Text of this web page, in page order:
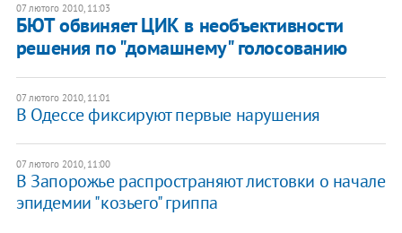
07 лютого 2010, 11:03
БЮТ обвиняет ЦИК в необъективности
решения по "домашнему" голосованию
07 лютого 2010, 11:01
В Одессе фиксируют первые нарушения
07 лютого 2010, 11:00
В Запорожье распространяют листовки о начале
эпидемии "козьего" гриппа